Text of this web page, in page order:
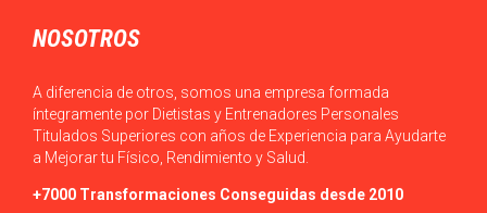
NOSOTROS
A diferencia de otros, somos una empresa formada
íntegramente por Dietistas y Entrenadores Personales
Titulados Superiores con años de Experiencia para Ayudarte
a Mejorar tu Físico, Rendimiento y Salud.
+7000 Transformaciones Conseguidas desde 2010